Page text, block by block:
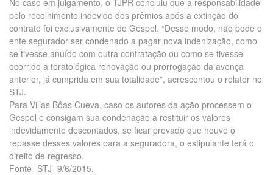
No caso em julgamento, o TJPR concluiu que a responsabilidade
pelo recolhimento indevido dos prêmios após a extinção do
contrato foi exclusivamente do Gespel. “Desse modo, não pode o
ente segurador ser condenado a pagar nova indenização, como
se tivesse anuído com outra contratação ou como se tivesse
ocorrido a teratológica renovação ou prorrogação da avença
anterior, já cumprida em sua totalidade”, acrescentou o relator no
STJ.
Para Villas Bôas Cueva, caso os autores da ação processem o
Gespel e consigam sua condenação a restituir os valores
indevidamente descontados, se ficar provado que houve o
repasse desses valores para a seguradora, o estipulante terá o
direito de regresso.
Fonte- STJ- 9/6/2015.